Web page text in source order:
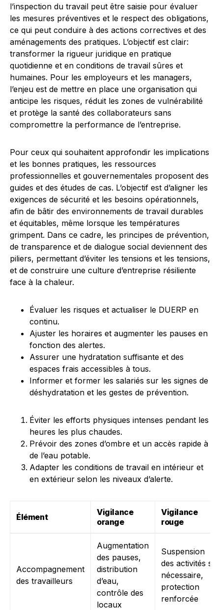
l’inspection du travail peut être saisie pour évaluer
les mesures préventives et le respect des obligations,
ce qui peut conduire à des actions correctives et des
aménagements des pratiques. L’objectif est clair:
transformer la rigueur juridique en pratique
quotidienne et en conditions de travail sûres et
humaines. Pour les employeurs et les managers,
l’enjeu est de mettre en place une organisation qui
anticipe les risques, réduit les zones de vulnérabilité
et protège la santé des collaborateurs sans
compromettre la performance de l’entreprise.
Pour ceux qui souhaitent approfondir les implications
et les bonnes pratiques, les ressources
professionnelles et gouvernementales proposent des
guides et des études de cas. L’objectif est d’aligner les
exigences de sécurité et les besoins opérationnels,
afin de bâtir des environnements de travail durables
et équitables, même lorsque les températures
grimpent. Dans ce cadre, les principes de prévention,
de transparence et de dialogue social deviennent des
piliers, permettant d’éviter les tensions et les tensions,
et de construire une culture d’entreprise résiliente
face à la chaleur.
Évaluer les risques et actualiser le DUERP en
continu.
Ajuster les horaires et augmenter les pauses en
fonction des alertes.
Assurer une hydratation suffisante et des
espaces frais accessibles à tous.
Informer et former les salariés sur les signes de
déshydratation et les gestes de prévention.
Éviter les efforts physiques intenses pendant les
heures les plus chaudes.
Prévoir des zones d’ombre et un accès rapide à
de l’eau potable.
Adapter les conditions de travail en intérieur et
en extérieur selon les niveaux d’alerte.
Élément
Vigilance
orange
Vigilance
rouge
Accompagnement
des travailleurs
Augmentation
des pauses,
distribution
d’eau,
contrôle des
locaux
Suspension
des activités si
nécessaire,
protection
renforcée